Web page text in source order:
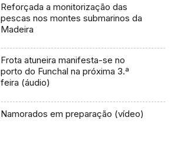
Reforçada a monitorização das
pescas nos montes submarinos da
Madeira
Frota atuneira manifesta-se no
porto do Funchal na próxima 3.ª
feira (áudio)
Namorados em preparação (vídeo)